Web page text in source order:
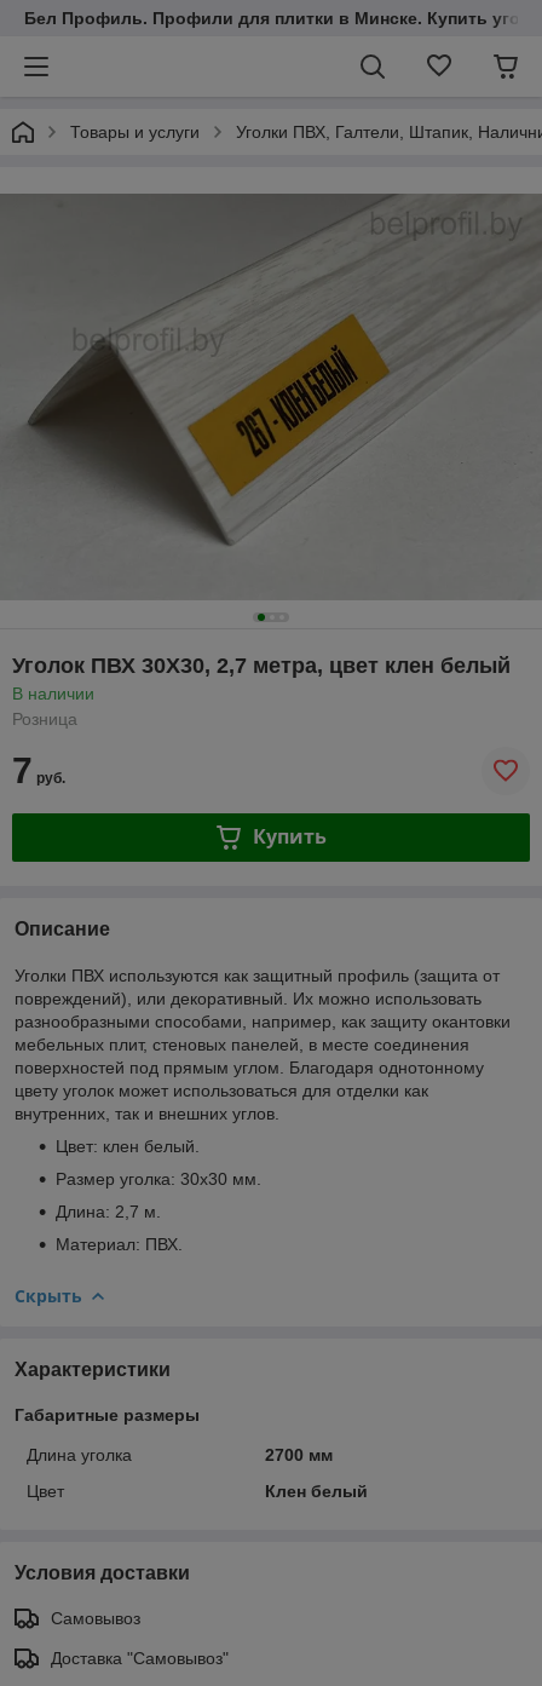
Бел Профиль. Профили для плитки в Минске. Купить
Товары и услуги Уголки ПВХ, Галтели, Штапик,
Уголок ПВХ 30Х30, 2,7 метра, цвет клен белый
В наличии
Розница
7 руб.
Купить
Описание
Уголки ПВХ используются как защитный профиль (защита от
повреждений), или декоративный. Их можно использовать
разнообразными способами, например, как защиту окантовки
мебельных плит, стеновых панелей, в месте соединения
поверхностей под прямым углом. Благодаря однотонному
цвету уголок может использоваться для отделки как
внутренних, так и внешних углов.
Цвет: клен белый.
Размер уголка: 30х30 мм.
Длина: 2,7 м.
Материал: ПВХ.
Скрыть
Характеристики
Габаритные размеры
Длина уголка
2700 мм
Цвет
Клен белый
Условия доставки
Самовывоз
Доставка "Самовывоз"